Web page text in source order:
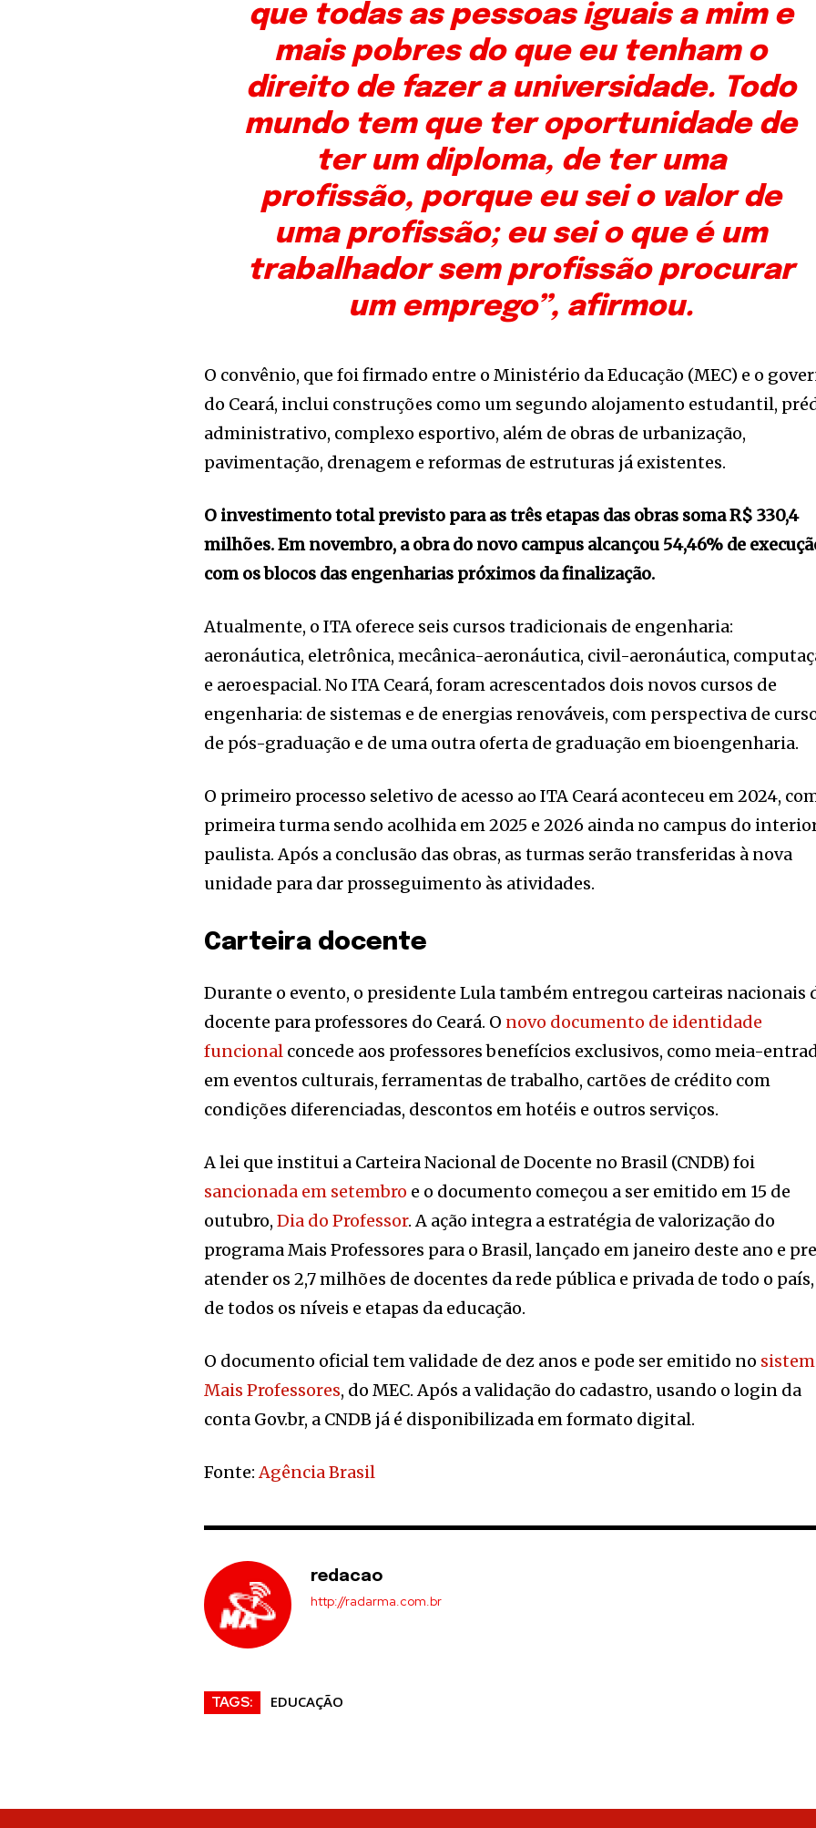
que todas as pessoas iguais a mim e
mais pobres do que eu tenham o
direito de fazer a universidade. Todo
mundo tem que ter oportunidade de
ter um diploma, de ter uma
profissão, porque eu sei o valor de
uma profissão; eu sei o que é um
trabalhador sem profissão procurar
um emprego”, afirmou.
O convênio, que foi firmado entre o Ministério da Educação (MEC) e o
do Ceará, inclui construções como um segundo alojamento estudantil,
administrativo, complexo esportivo, além de obras de urbanização,
pavimentação, drenagem e reformas de estruturas já existentes.
O investimento total previsto para as três etapas das obras soma R$ 330,4
milhões. Em novembro, a obra do novo campus alcançou 54,46% de
com os blocos das engenharias próximos da finalização.
Atualmente, o ITA oferece seis cursos tradicionais de engenharia:
aeronáutica, eletrônica, mecânica-aeronáutica, civil-aeronáutica,
e aeroespacial. No ITA Ceará, foram acrescentados dois novos cursos de
engenharia: de sistemas e de energias renováveis, com perspectiva de
de pós-graduação e de uma outra oferta de graduação em bioengenharia.
O primeiro processo seletivo de acesso ao ITA Ceará aconteceu em 2024,
primeira turma sendo acolhida em 2025 e 2026 ainda no campus do
paulista. Após a conclusão das obras, as turmas serão transferidas à nova
unidade para dar prosseguimento às atividades.
Carteira docente
Durante o evento, o presidente Lula também entregou carteiras nacionais
docente para professores do Ceará. O novo documento de identidade
funcional concede aos professores benefícios exclusivos, como meia-
em eventos culturais, ferramentas de trabalho, cartões de crédito com
condições diferenciadas, descontos em hotéis e outros serviços.
A lei que institui a Carteira Nacional de Docente no Brasil (CNDB) foi
sancionada em setembro e o documento começou a ser emitido em 15 de
outubro,Dia do Professor. A ação integra a estratégia de valorização do
programa Mais Professores para o Brasil, lançado em janeiro deste ano e
atender os 2,7 milhões de docentes da rede pública e privada de todo o país,
de todos os níveis e etapas da educação.
O documento oficial tem validade de dez anos e pode ser emitido no
Mais Professores, do MEC. Após a validação do cadastro, usando o login da
conta Gov.br, a CNDB já é disponibilizada em formato digital.
Fonte:Agência Brasil
redacao
http://radarma.com.br
TAGS: EDUCAÇÃO